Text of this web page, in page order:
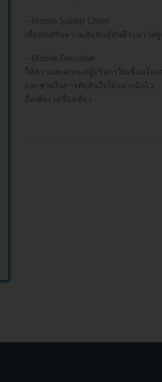
– Mobile Supply Chain
เพื่อส่งเสริมความสัมพันธ์อันดีระหว่าง
– Mobile Executive
ให้ความสะดวกแก่ผู้บริหารในเชื่อมโ
และช่วยในการตัดสินใจได้อย่างฉับไ
ถือเพียง เครื่องเดียว